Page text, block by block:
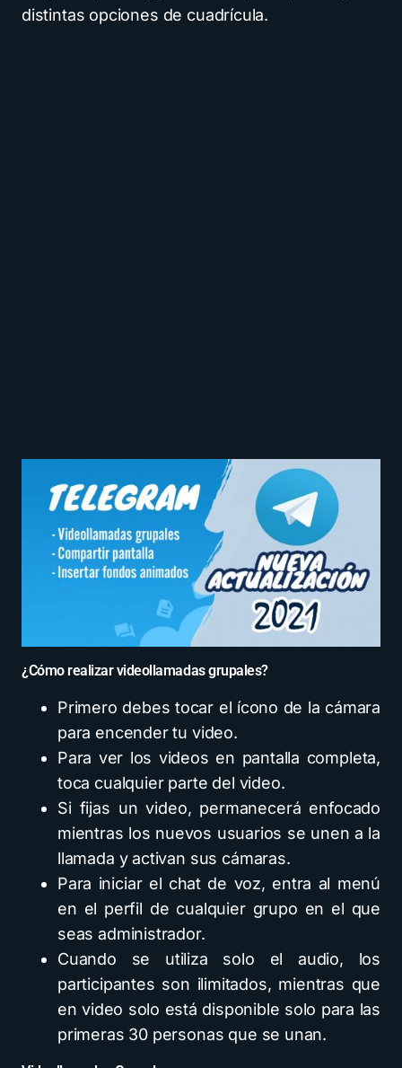
distintas opciones de cuadrícula.
¿Cómo realizar videollamadas grupales?
Primero debes tocar el ícono de la cámara
para encender tu video.
Para ver los videos en pantalla completa,
toca cualquier parte del video.
Si fijas un video, permanecerá enfocado
mientras los nuevos usuarios se unen a la
llamada y activan sus cámaras.
Para iniciar el chat de voz, entra al menú
en el perfil de cualquier grupo en el que
seas administrador.
Cuando se utiliza solo el audio, los
participantes son ilimitados, mientras que
en video solo está disponible solo para las
primeras 30 personas que se unan.